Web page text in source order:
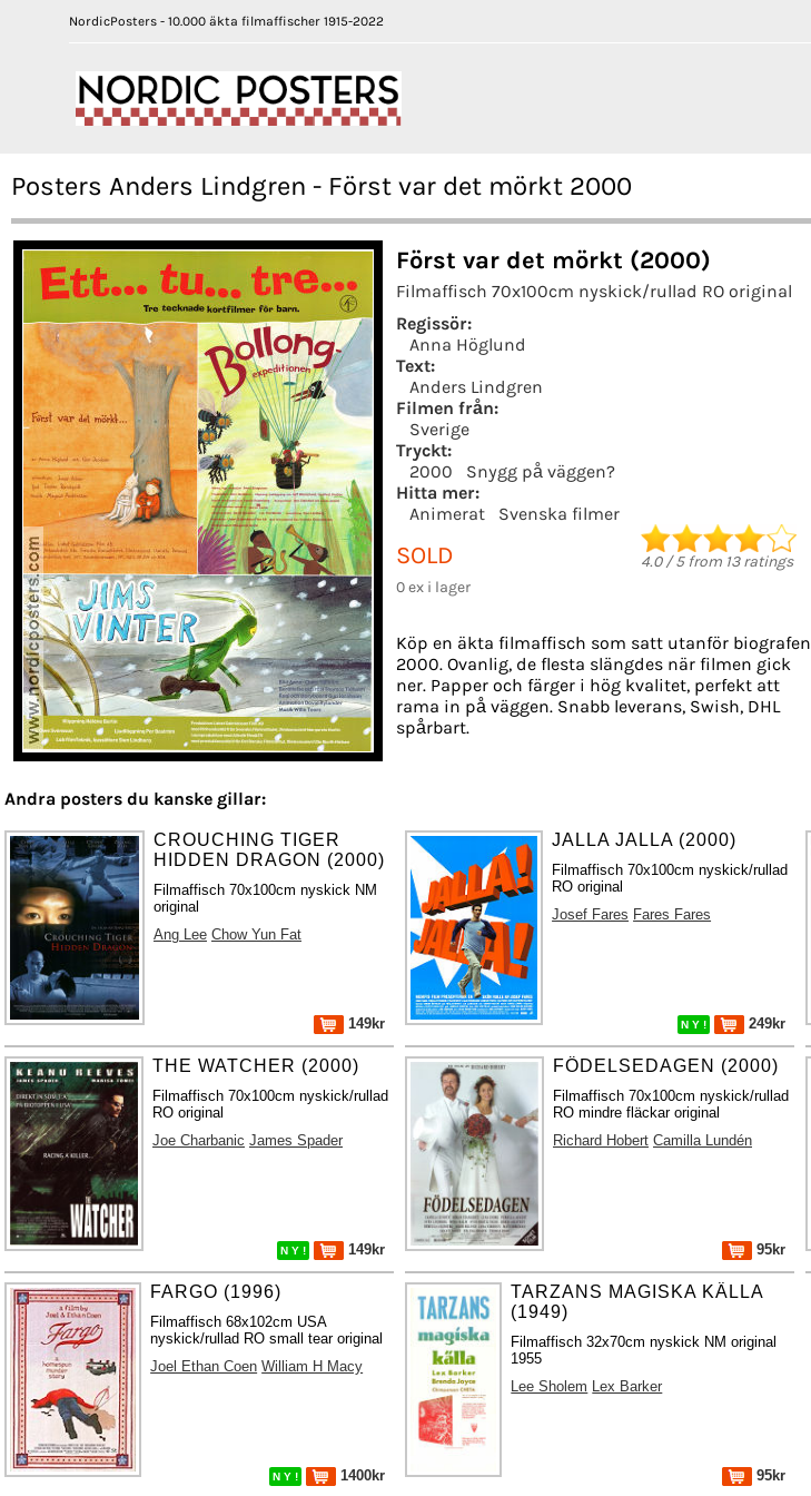
NordicPosters - 10.000 äkta filmaffischer 1915-2022
Posters Anders Lindgren - Först var det mörkt 2000
Först var det mörkt (2000)
Filmaffisch 70x100cm nyskick/rullad RO original
Regissör:
Anna Höglund
Text:
Anders Lindgren
Filmen från:
Sverige
Tryckt:
2000
Snygg på väggen?
Hitta mer:
Animerat
Svenska filmer
SOLD
0 ex i lager
4.0/5from 13ratings
Köp en äkta filmaffisch som satt utanför biografen
2000. Ovanlig, de flesta slängdes när filmen gick
ner. Papper och färger i hög kvalitet, perfekt att
rama in på väggen. Snabb leverans, Swish, DHL
spårbart.
Andra posters du kanske gillar:
CROUCHING TIGER
HIDDEN DRAGON (2000)
Filmaffisch 70x100cm nyskick NM
original
Ang Lee Chow Yun Fat
149kr
JALLA JALLA (2000)
Filmaffisch 70x100cm nyskick/rullad
RO original
Josef Fares Fares Fares
N Y ! 249kr
THE WATCHER (2000)
Filmaffisch 70x100cm nyskick/rullad
RO original
Joe Charbanic James Spader
N Y ! 149kr
FÖDELSEDAGEN (2000)
Filmaffisch 70x100cm nyskick/rullad
RO mindre fläckar original
Richard Hobert Camilla Lundén
95kr
FARGO (1996)
Filmaffisch 68x102cm USA
nyskick/rullad RO small tear original
Joel Ethan Coen William H Macy
N Y ! 1400kr
TARZANS MAGISKA KÄLLA
(1949)
Filmaffisch 32x70cm nyskick NM original
1955
Lee Sholem Lex Barker
95kr